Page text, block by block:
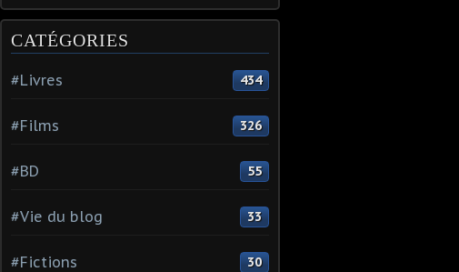
CATÉGORIES
#Livres 434
#Films 326
#BD 55
#Vie du blog 33
#Fictions 30